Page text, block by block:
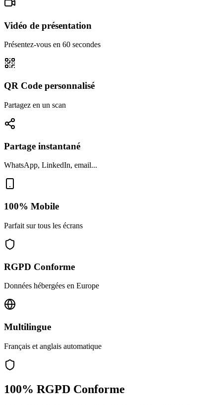
Vidéo de présentation
Présentez-vous en 60 secondes
QR Code personnalisé
Partagez en un scan
Partage instantané
WhatsApp, LinkedIn, email...
100% Mobile
Parfait sur tous les écrans
RGPD Conforme
Données hébergées en Europe
Multilingue
Français et anglais automatique
100% RGPD Conforme